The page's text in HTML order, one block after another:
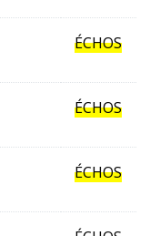
ÉCHOS
ÉCHOS
ÉCHOS